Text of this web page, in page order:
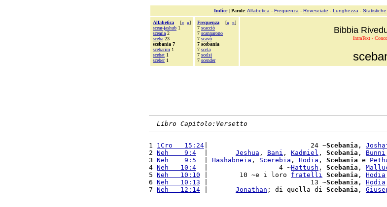
Indice| Parole: Alfabetica - Frequenza - Rovesciate - Lunghezza - Statistiche
Alfabetica [« »]
scear-jashub 1
scearia 2
sceba 23
scebania 7
scebarim 1
scebat 1
sceber1
Frequenza [« »]
7 scacciò
7 scannarono
7 scavò
7 scebania
7 scela
7 scelsi
7 scender
Bibbia
IntraText -
Libro Capitolo:Versetto
1 1Cro   15:24 |                          24 ~Scebania ,
2 Neh    9:4 Jeshua , Bani , Kadmiel , Scebania , Bunni
3 Neh    9:5 Hashabneia , Scerebia , Hodia , Scebania e
4 Neh   10:4
  |                  4 ~
Hattush , Scebania ,
5 Neh   10:10 |        10 ~e i loro fratelli Scebania , Hodia
6 Neh   10:13 |                          13 ~Scebania , Hodia
7 Neh   12:14 Jonathan ; di quella di Scebania ,